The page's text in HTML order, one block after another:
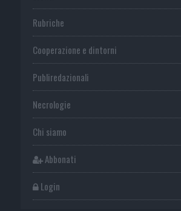
Rubriche
Cooperazione e dintorni
Publiredazionali
Necrologie
Chi siamo
Abbonati
Login